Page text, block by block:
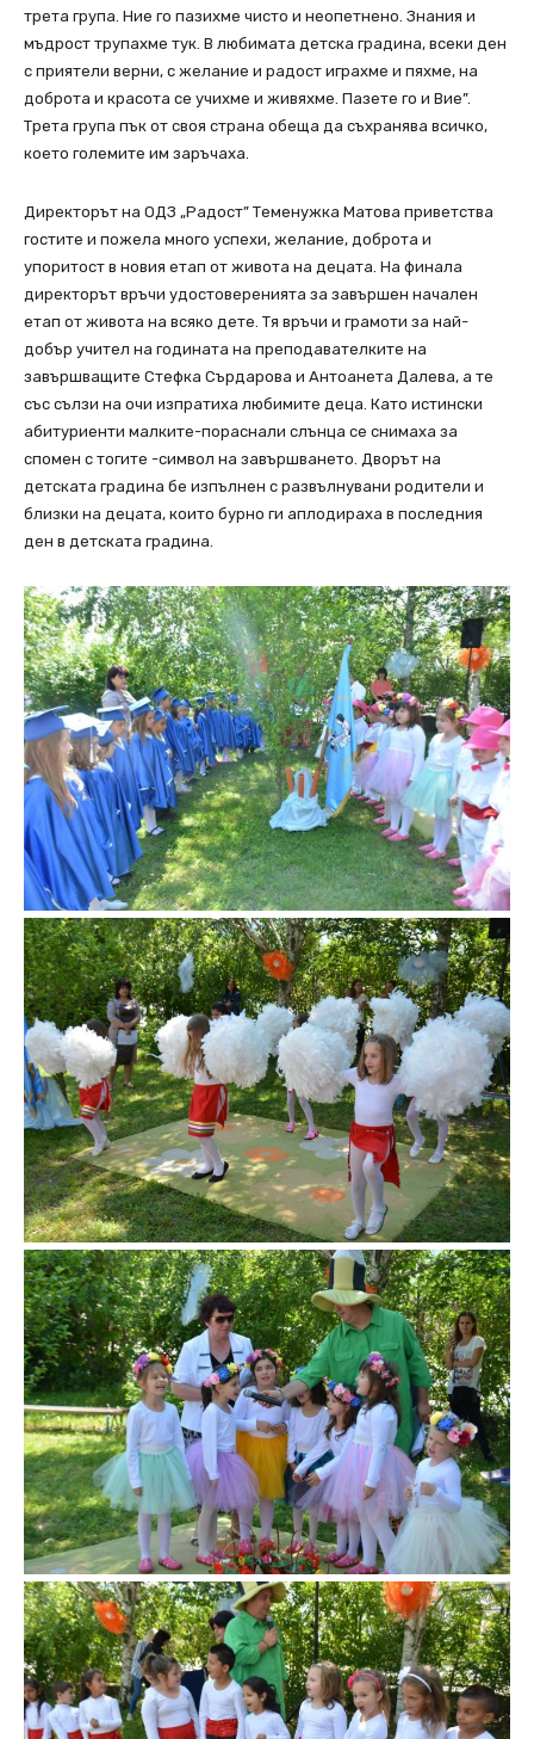
трета група. Ние го пазихме чисто и неопетнено. Знания и
мъдрост трупахме тук. В любимата детска градина, всеки ден
с приятели верни, с желание и радост играхме и пяхме, на
доброта и красота се учихме и живяхме. Пазете го и Вие”.
Трета група пък от своя страна обеща да съхранява всичко,
което големите им заръчаха.
Директорът на ОДЗ „Радост” Теменужка Матова приветства
гостите и пожела много успехи, желание, доброта и
упоритост в новия етап от живота на децата. На финала
директорът връчи удостоверенията за завършен начален
етап от живота на всяко дете. Тя връчи и грамоти за най-
добър учител на годината на преподавателките на
завършващите Стефка Сърдарова и Антоанета Далева, а те
със сълзи на очи изпратиха любимите деца. Като истински
абитуриенти малките-пораснали слънца се снимаха за
спомен с тогите -символ на завършването. Дворът на
детската градина бе изпълнен с развълнувани родители и
близки на децата, които бурно ги аплодираха в последния
ден в детската градина.